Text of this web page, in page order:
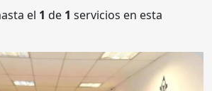
el 1 de 1 servicios en esta